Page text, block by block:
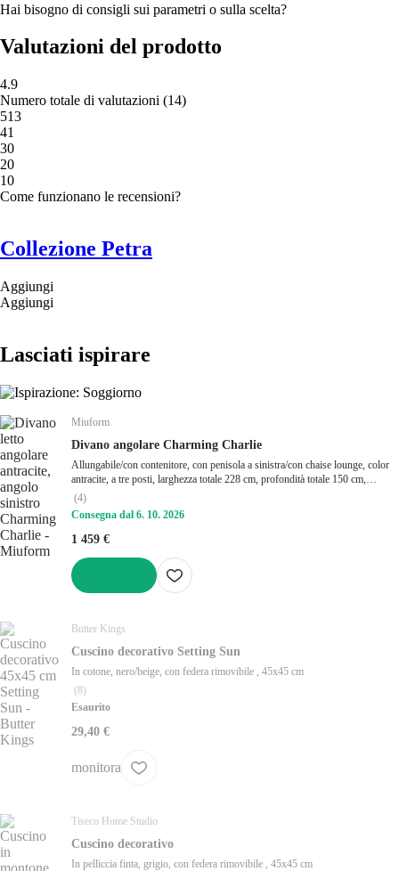
Hai bisogno di consigli sui parametri o sulla scelta?
Valutazioni del prodotto
4.9
Numero totale di valutazioni (14)
513
41
30
20
10
Come funzionano le recensioni?
Collezione Petra
Aggiungi
Aggiungi
Lasciati ispirare
Miuform
Divano angolare Charming Charlie
Allungabile/con contenitore, con penisola a sinistra/con chaise lounge, color
antracite, a tre posti, larghezza totale 228 cm, profondità totale 150 cm,
profondità della seduta 54 cm
(4)
Consegna dal 6. 10. 2026
1 459 €
Butter Kings
Cuscino decorativo Setting Sun
In cotone, nero/beige, con federa rimovibile , 45x45 cm
(8)
Esaurito
29,40 €
monitora
Tiseco Home Studio
Cuscino decorativo
In pelliccia finta, grigio, con federa rimovibile , 45x45 cm